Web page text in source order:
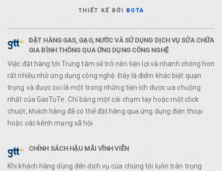
THIẾT KẾ BỞIBOTA
ĐẶT HÀNG GAS, GẠO, NƯỚC VÀ SỬ DỤNG DỊCH VỤ SỬA CHỮA
GIA ĐÌNH THÔNG QUA ỨNG DỤNG CÔNG NGHỆ
Việc đặt hàng tới Trung tâm sẽ trở nên tiện lợi và nhanh chóng hơn
rất nhiều nhờ ứng dụng công nghệ. Đây là điểm khác biệt quan
trọng và được coi là một trong những tiện ích được ưa chuộng
nhất của GasTuTe. Chỉ bằng một cái chạm tay hoặc một click
chuột, khách hàng đã có thể đặt hàng qua ứng dụng điện thoại
hoặc các kênh mạng xã hội
CHÍNH SÁCH HẬU MÃI VĨNH VIỄN
Khi khách hàng dùng đến dịch vụ của chúng tôi luôn trân trọng